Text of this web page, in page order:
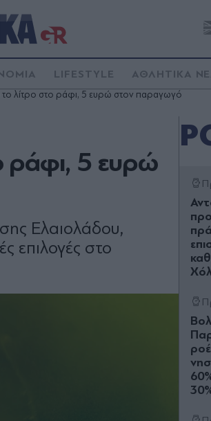
LIFESTYLE ΑΘΛΗΤΙΚΑ
το λίτρο στο ράφι, 5 ευρώ στον παραγωγό
ράφι, 5 ευρώ
Ελαιολάδου,
επιλογές στο